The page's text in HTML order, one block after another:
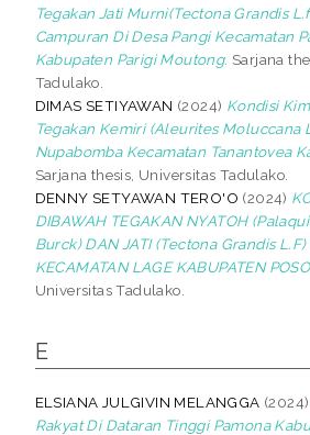
Tegakan Jati Murni(Tectona Grandis
Campuran Di Desa Pangi Kecamatan
Kabupaten Parigi Moutong. Sarjana
Tadulako.
DIMAS SETIYAWAN (2024) Kondisi
Tegakan Kemiri (Aleurites Moluccana
Nupabomba Kecamatan Tanantovea
Sarjana thesis, Universitas Tadulako.
DENNY SETYAWAN TERO'O (2024)
DIBAWAH TEGAKAN NYATOH
Burck) DAN JATI (Tectona Grandis
KECAMATAN LAGE KABUPATEN
Universitas Tadulako.
E
ELSIANA JULGIVIN MELANGGA (2024)
Rakyat Di Dataran Tinggi Pamona